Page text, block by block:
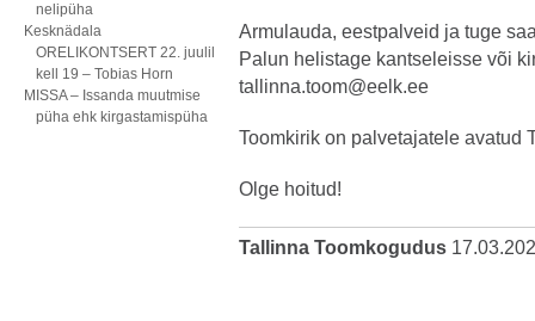
nelipüha
Kesknädala
ORELIKONTSERT 22. juulil
kell 19 – Tobias Horn
MISSA – Issanda muutmise
püha ehk kirgastamispüha
Armulauda, eestpalveid ja tuge
Palun helistage kantseleisse või
tallinna.toom@eelk.ee
Toomkirik on palvetajatele avatud
Olge hoitud!
Tallinna Toomkogudus